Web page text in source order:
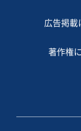
広告掲載
著作権